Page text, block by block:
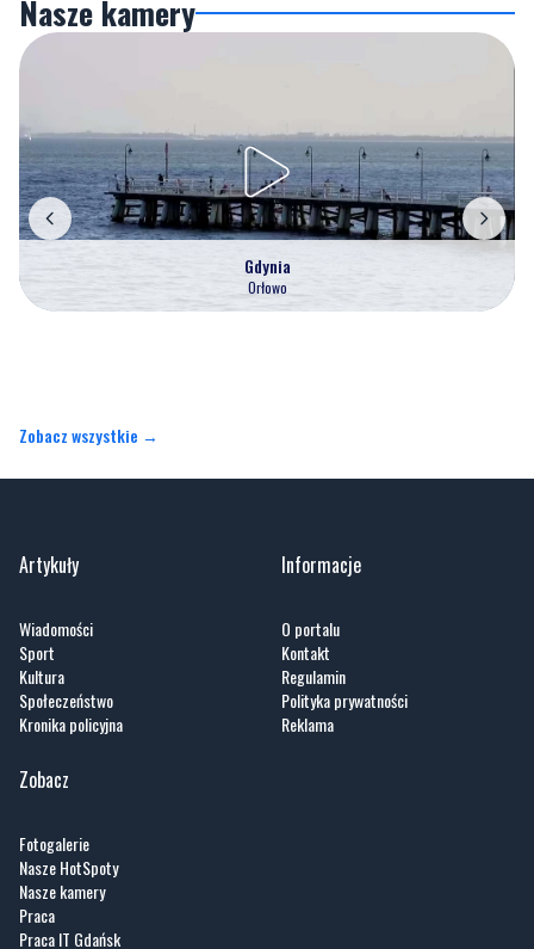
Nasze kamery
Gdynia
Orłowo
Zobacz wszystkie →
Artykuły
Wiadomości
Sport
Kultura
Społeczeństwo
Kronika policyjna
Informacje
O portalu
Kontakt
Regulamin
Polityka prywatności
Reklama
Zobacz
Fotogalerie
Nasze HotSpoty
Nasze kamery
Praca
Praca IT Gdańsk